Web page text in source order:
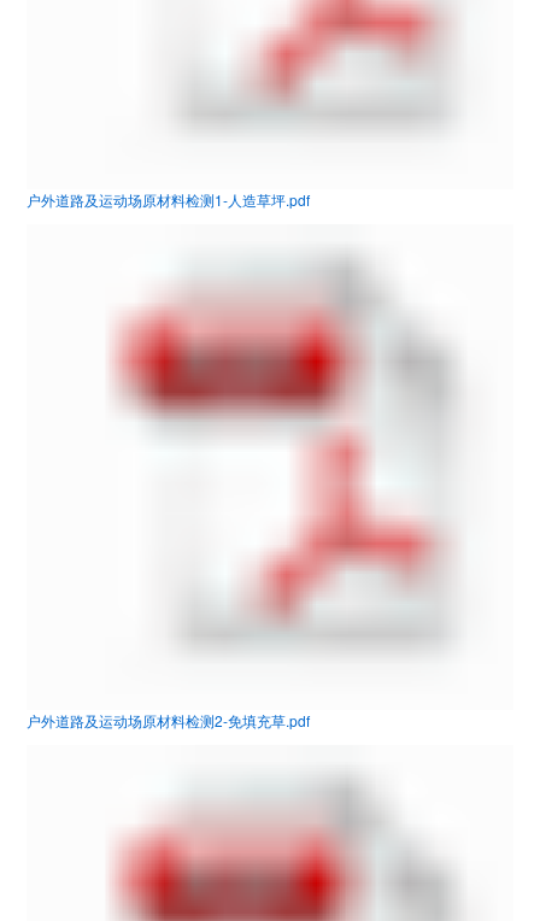
户外道路及运动场原材料检测1-人造草坪.pdf
户外道路及运动场原材料检测2-免填充草.pdf